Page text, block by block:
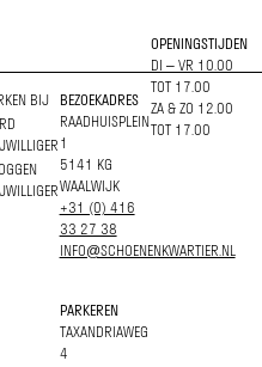
BIJ
BEZOEKADRES
RAADHUISPLEIN
1
5141 KG
WAALWIJK
+31 (0) 416
33 27 38
INFO@SCHOENENKWARTIER.NL
PARKEREN
TAXANDRIAWEG
4
OPENINGSTIJDEN
DI – VR 10.00
TOT 17.00
ZA & ZO 12.00
TOT 17.00